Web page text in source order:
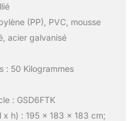
(PP), PVC, mousse
acier galvanisé
: 50 Kilogrammes
: GSD6FTK
h) : 195 x 183 x 183 cm;